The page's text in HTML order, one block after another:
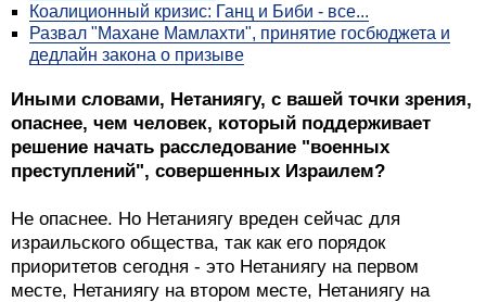
Коалиционный кризис: Ганц и Биби - все...
Развал "Махане Мамлахти", принятие госбюджета и
дедлайн закона о призыве
Иными словами, Нетаниягу, с вашей точки зрения,
опаснее, чем человек, который поддерживает
решение начать расследование "военных
преступлений", совершенных Израилем?
Не опаснее. Но Нетаниягу вреден сейчас для
израильского общества, так как его порядок
приоритетов сегодня - это Нетаниягу на первом
месте, Нетаниягу на втором месте, Нетаниягу на